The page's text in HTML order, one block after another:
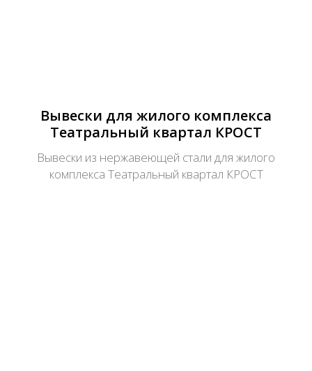
Вывески для жилого комплекса
Театральный квартал КРОСТ
Вывески из нержавеющей стали для жилого
комплекса Театральный квартал КРОСТ